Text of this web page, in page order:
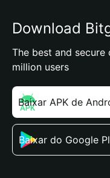
Download
The best and
million users
Baixar APK de
Baixar do Google